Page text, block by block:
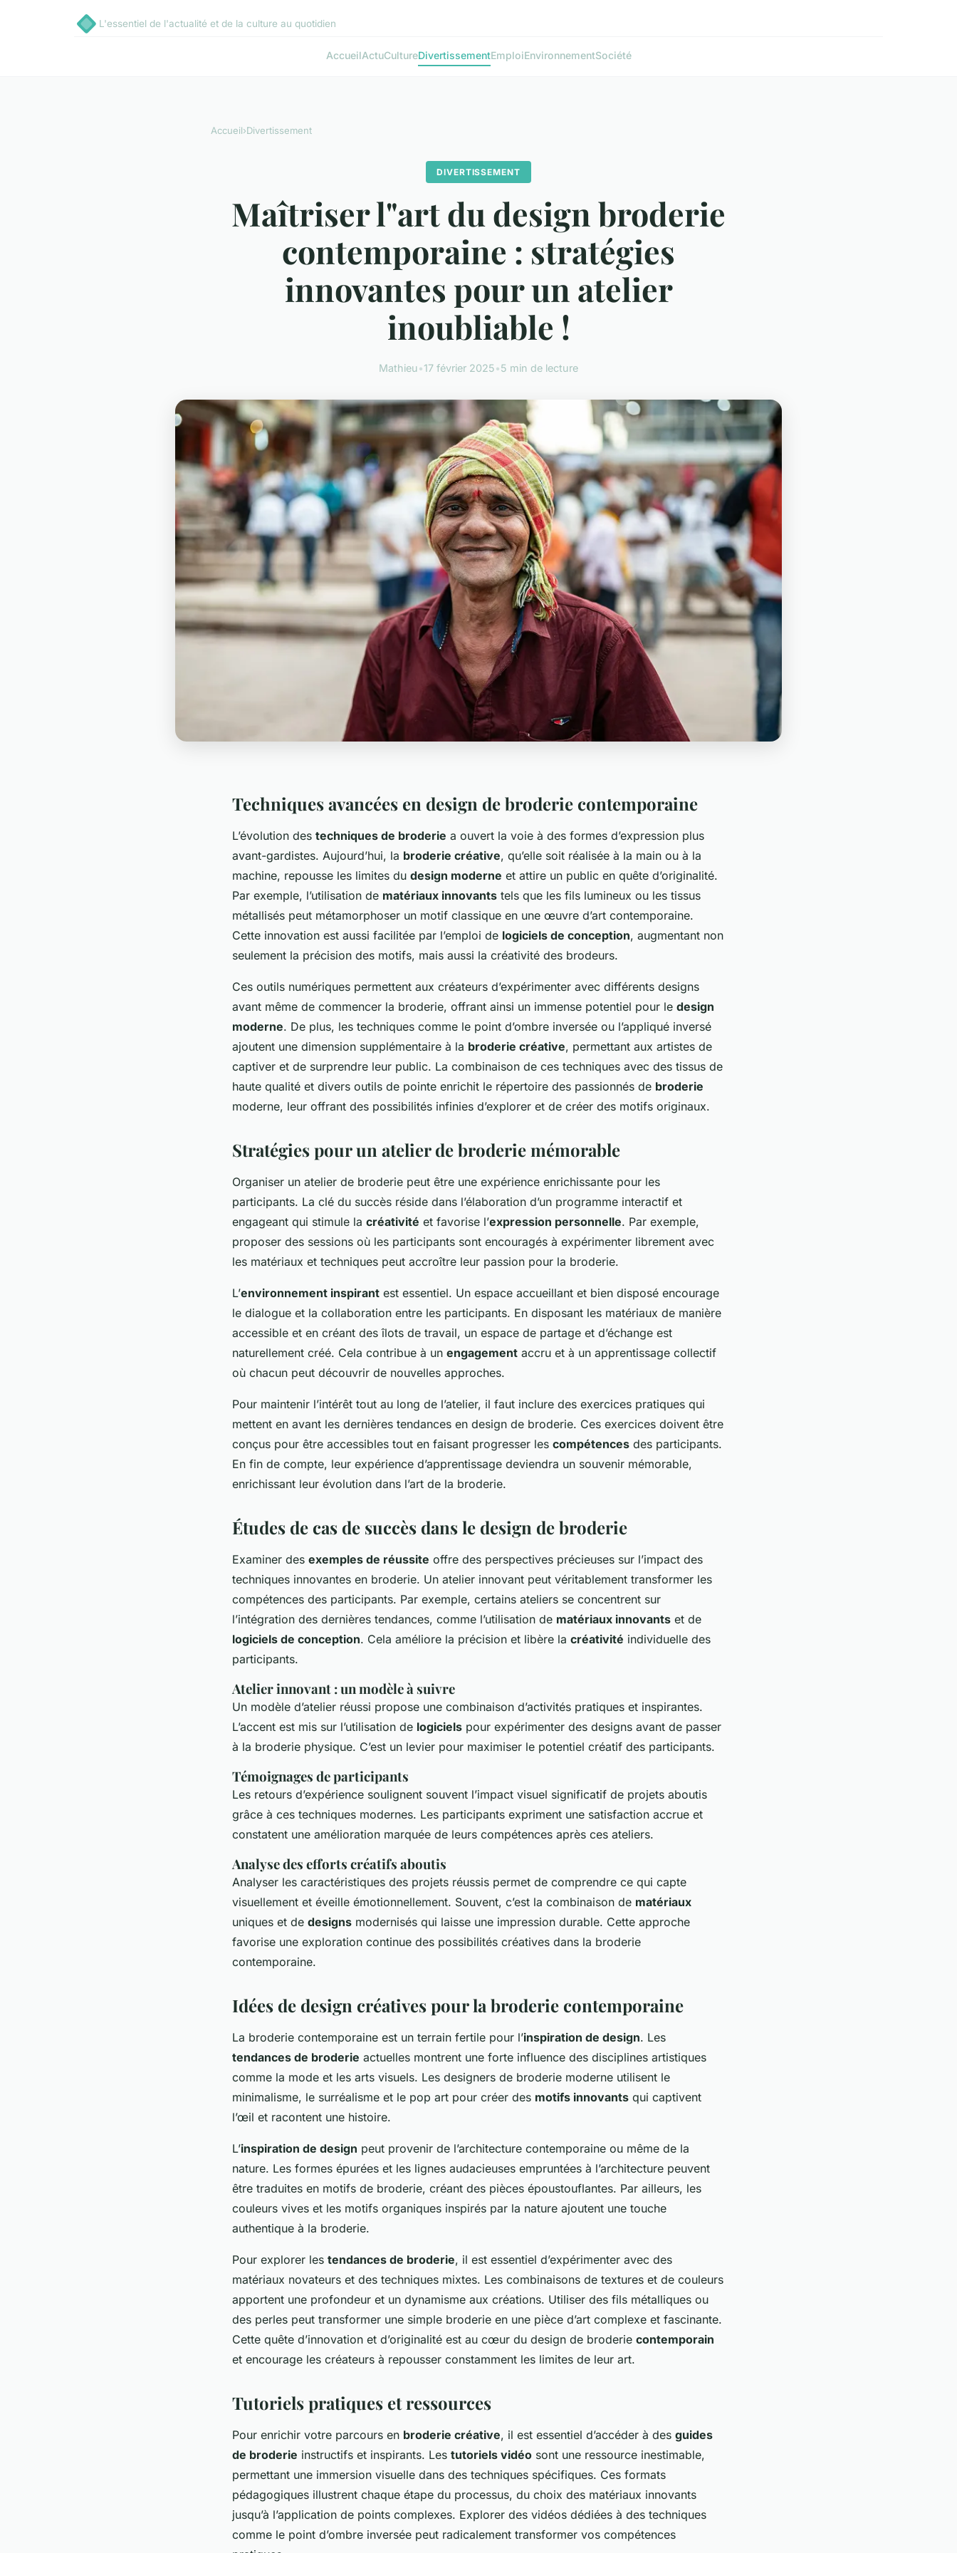
L'essentiel de l'actualité et de la culture au quotidien
AccueilActuCultureDivertissementEmploiEnvironnementSociété
Accueil›Divertissement
DIVERTISSEMENT
Maîtriser l"art du design broderie
contemporaine : stratégies
innovantes pour un atelier
inoubliable !
Mathieu•17 février 2025•5 min de lecture
Techniques avancées en design de broderie contemporaine
L’évolution des techniques de broderie a ouvert la voie à des formes d’expression plus
avant-gardistes. Aujourd’hui, la broderie créative, qu’elle soit réalisée à la main ou à la
machine, repousse les limites du design moderne et attire un public en quête d’originalité.
Par exemple, l’utilisation de matériaux innovants tels que les fils lumineux ou les tissus
métallisés peut métamorphoser un motif classique en une œuvre d’art contemporaine.
Cette innovation est aussi facilitée par l’emploi de logiciels de conception, augmentant non
seulement la précision des motifs, mais aussi la créativité des brodeurs.
Ces outils numériques permettent aux créateurs d’expérimenter avec différents designs
avant même de commencer la broderie, offrant ainsi un immense potentiel pour le design
moderne. De plus, les techniques comme le point d’ombre inversée ou l’appliqué inversé
ajoutent une dimension supplémentaire à la broderie créative, permettant aux artistes de
captiver et de surprendre leur public. La combinaison de ces techniques avec des tissus de
haute qualité et divers outils de pointe enrichit le répertoire des passionnés de broderie
moderne, leur offrant des possibilités infinies d’explorer et de créer des motifs originaux.
Stratégies pour un atelier de broderie mémorable
Organiser un atelier de broderie peut être une expérience enrichissante pour les
participants. La clé du succès réside dans l’élaboration d’un programme interactif et
engageant qui stimule la créativité et favorise l’expression personnelle. Par exemple,
proposer des sessions où les participants sont encouragés à expérimenter librement avec
les matériaux et techniques peut accroître leur passion pour la broderie.
L’environnement inspirant est essentiel. Un espace accueillant et bien disposé encourage
le dialogue et la collaboration entre les participants. En disposant les matériaux de manière
accessible et en créant des îlots de travail, un espace de partage et d’échange est
naturellement créé. Cela contribue à un engagement accru et à un apprentissage collectif
où chacun peut découvrir de nouvelles approches.
Pour maintenir l’intérêt tout au long de l’atelier, il faut inclure des exercices pratiques qui
mettent en avant les dernières tendances en design de broderie. Ces exercices doivent être
conçus pour être accessibles tout en faisant progresser les compétences des participants.
En fin de compte, leur expérience d’apprentissage deviendra un souvenir mémorable,
enrichissant leur évolution dans l’art de la broderie.
Études de cas de succès dans le design de broderie
Examiner des exemples de réussite offre des perspectives précieuses sur l’impact des
techniques innovantes en broderie. Un atelier innovant peut véritablement transformer les
compétences des participants. Par exemple, certains ateliers se concentrent sur
l’intégration des dernières tendances, comme l’utilisation de matériaux innovants et de
logiciels de conception. Cela améliore la précision et libère la créativité individuelle des
participants.
Atelier innovant : un modèle à suivre
Un modèle d’atelier réussi propose une combinaison d’activités pratiques et inspirantes.
L’accent est mis sur l’utilisation de logiciels pour expérimenter des designs avant de passer
à la broderie physique. C’est un levier pour maximiser le potentiel créatif des participants.
Témoignages de participants
Les retours d’expérience soulignent souvent l’impact visuel significatif de projets aboutis
grâce à ces techniques modernes. Les participants expriment une satisfaction accrue et
constatent une amélioration marquée de leurs compétences après ces ateliers.
Analyse des efforts créatifs aboutis
Analyser les caractéristiques des projets réussis permet de comprendre ce qui capte
visuellement et éveille émotionnellement. Souvent, c’est la combinaison de matériaux
uniques et de designs modernisés qui laisse une impression durable. Cette approche
favorise une exploration continue des possibilités créatives dans la broderie
contemporaine.
Idées de design créatives pour la broderie contemporaine
La broderie contemporaine est un terrain fertile pour l’inspiration de design. Les
tendances de broderie actuelles montrent une forte influence des disciplines artistiques
comme la mode et les arts visuels. Les designers de broderie moderne utilisent le
minimalisme, le surréalisme et le pop art pour créer des motifs innovants qui captivent
l’œil et racontent une histoire.
L’inspiration de design peut provenir de l’architecture contemporaine ou même de la
nature. Les formes épurées et les lignes audacieuses empruntées à l’architecture peuvent
être traduites en motifs de broderie, créant des pièces époustouflantes. Par ailleurs, les
couleurs vives et les motifs organiques inspirés par la nature ajoutent une touche
authentique à la broderie.
Pour explorer les tendances de broderie, il est essentiel d’expérimenter avec des
matériaux novateurs et des techniques mixtes. Les combinaisons de textures et de couleurs
apportent une profondeur et un dynamisme aux créations. Utiliser des fils métalliques ou
des perles peut transformer une simple broderie en une pièce d’art complexe et fascinante.
Cette quête d’innovation et d’originalité est au cœur du design de broderie contemporain
et encourage les créateurs à repousser constamment les limites de leur art.
Tutoriels pratiques et ressources
Pour enrichir votre parcours en broderie créative, il est essentiel d’accéder à des guides
de broderie instructifs et inspirants. Les tutoriels vidéo sont une ressource inestimable,
permettant une immersion visuelle dans des techniques spécifiques. Ces formats
pédagogiques illustrent chaque étape du processus, du choix des matériaux innovants
jusqu’à l’application de points complexes. Explorer des vidéos dédiées à des techniques
comme le point d’ombre inversée peut radicalement transformer vos compétences